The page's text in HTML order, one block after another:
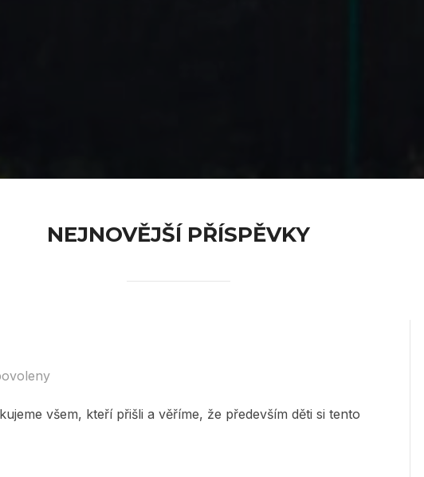
NEJNOVĚJŠÍ PŘÍSPĚVKY
všem, kteří přišli a věříme, že především děti si tento